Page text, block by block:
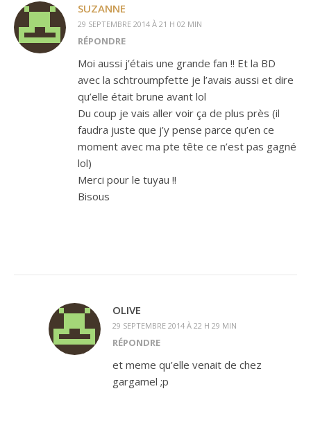
SUZANNE
29 SEPTEMBRE 2014 À 21 H 02 MIN
RÉPONDRE
Moi aussi j’étais une grande fan !! Et la BD
avec la schtroumpfette je l’avais aussi et dire
qu’elle était brune avant lol
Du coup je vais aller voir ça de plus près (il
faudra juste que j’y pense parce qu’en ce
moment avec ma pte tête ce n’est pas gagné
lol)
Merci pour le tuyau !!
Bisous
OLIVE
29 SEPTEMBRE 2014 À 22 H 29 MIN
RÉPONDRE
et meme qu’elle venait de chez
gargamel ;p